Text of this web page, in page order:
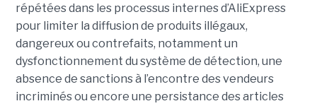
répétées dans les processus internes d’AliExpress
pour limiter la diffusion de produits illégaux,
dangereux ou contrefaits, notamment un
dysfonctionnement du système de détection, une
absence de sanctions à l’encontre des vendeurs
incriminés ou encore une persistance des articles